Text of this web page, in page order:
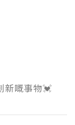
新嘅事物💓